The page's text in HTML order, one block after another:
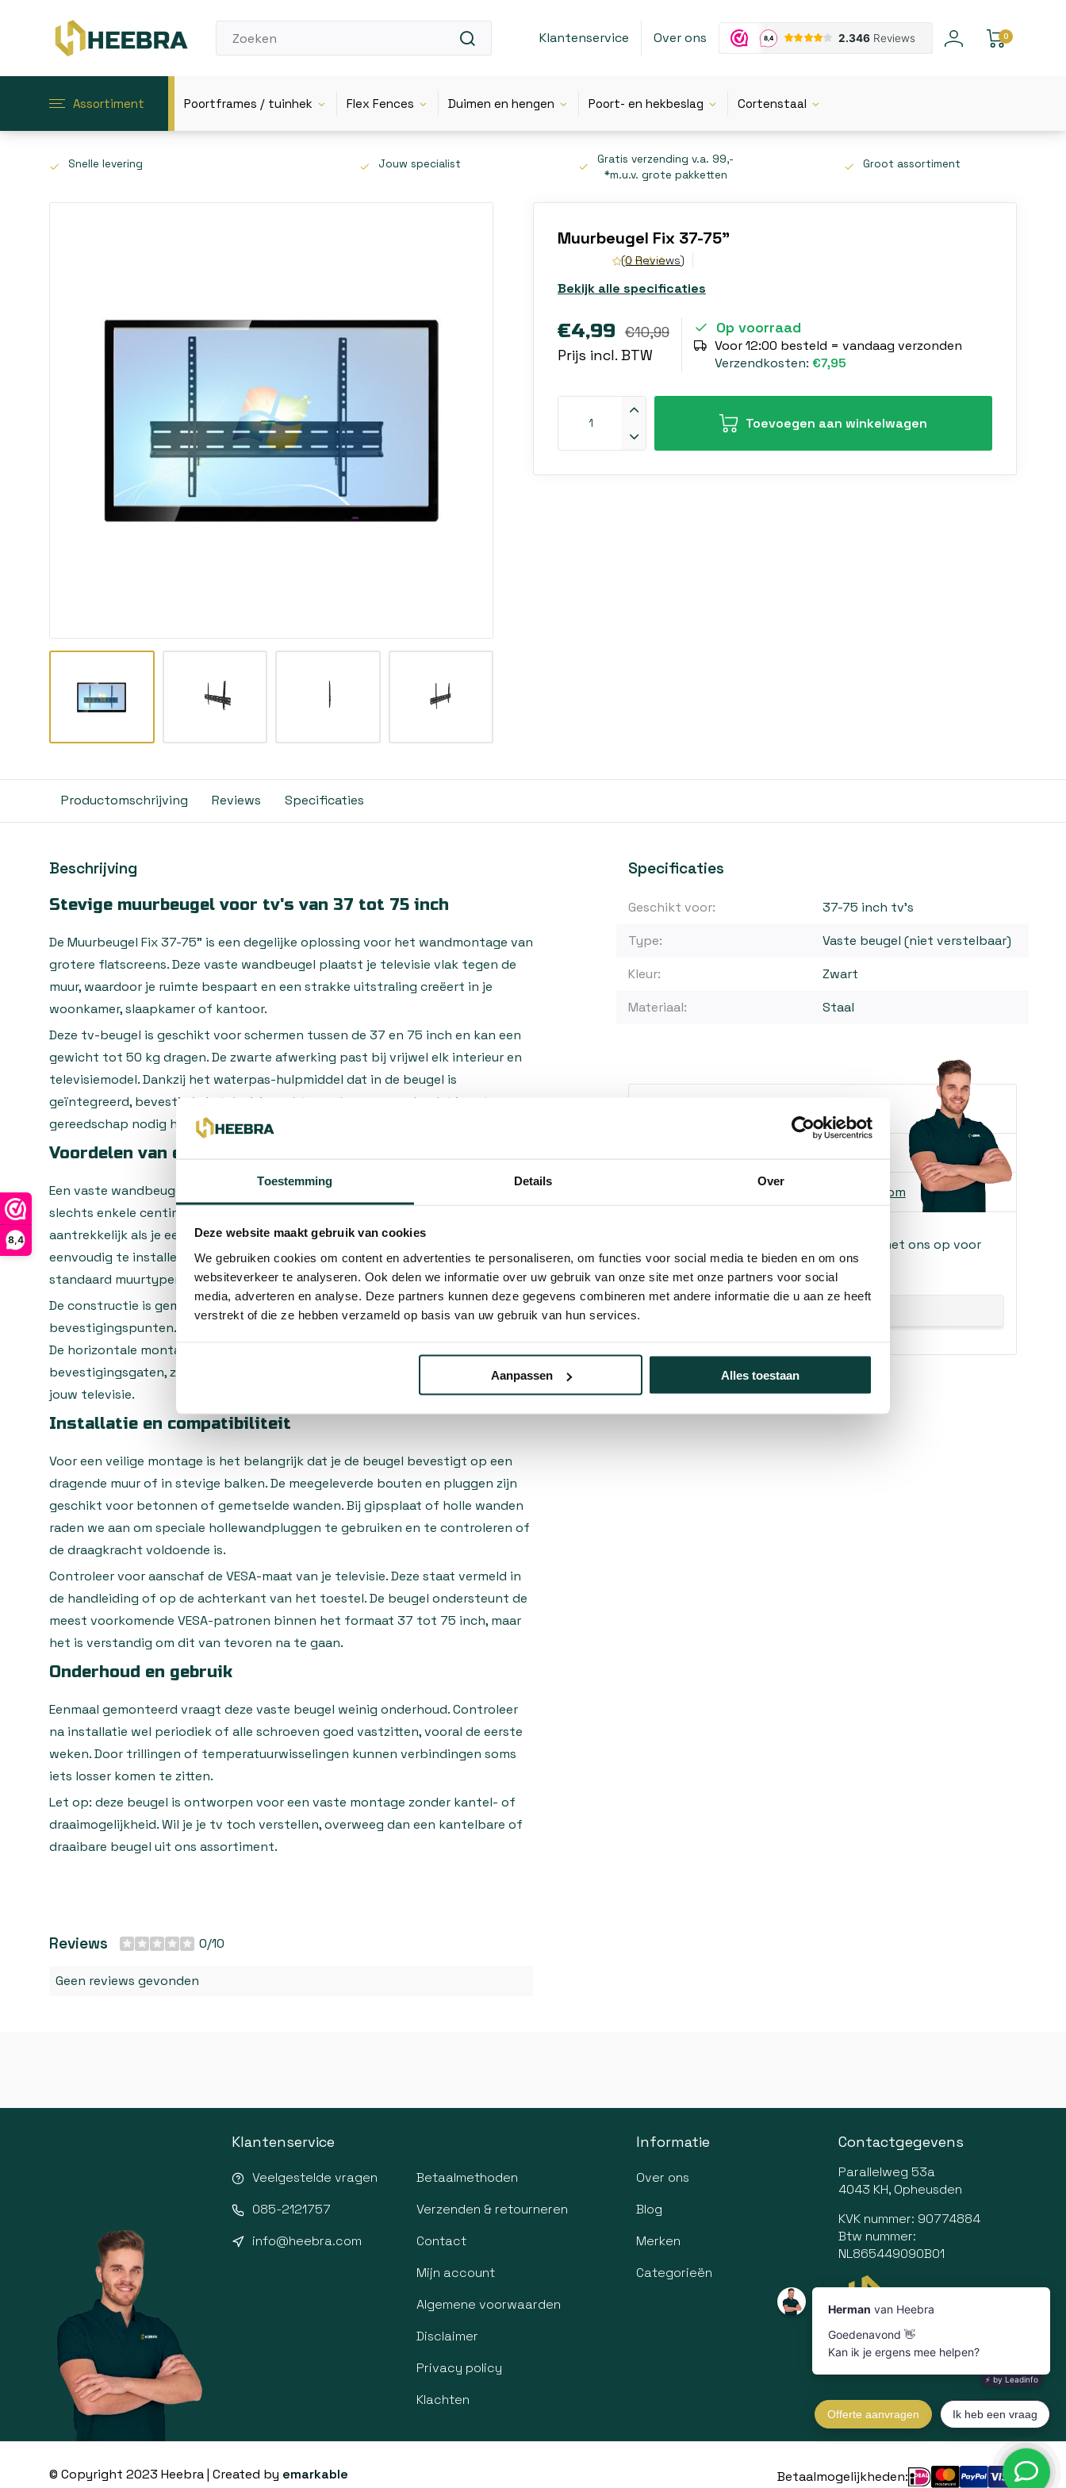
Toestemming Details Over
Deze website maakt gebruik van cookies
We gebruiken cookies om content en advertenties te personaliseren, om functies voor social media te bieden en om ons
websiteverkeer te analyseren. Ook delen we informatie over uw gebruik van onze site met onze partners voor social
media, adverteren en analyse. Deze partners kunnen deze gegevens combineren met andere informatie die u aan ze heeft
verstrekt of die ze hebben verzameld op basis van uw gebruik van hun services.
Aanpassen Alles toestaan
8,4
Klantenservice Over ons 0
Assortiment Poortframes / tuinhek Flex Fences Duimen en hengen Poort- en hekbeslag Cortenstaal
Snelle levering Jouw specialist
Gratis verzending v.a. 99,-
*m.u.v. grote pakketten
Groot assortiment
Muurbeugel Fix 37-75"
(0 Reviews)
Bekijk alle specificaties
€4,99 €10,99
Prijs incl. BTW
Op voorraad
Voor 12:00 besteld = vandaag verzonden
Verzendkosten: €7,95
Toevoegen aan winkelwagen
Productomschrijving Reviews Specificaties
Beschrijving
Stevige muurbeugel voor tv's van 37 tot 75 inch
De Muurbeugel Fix 37-75" is een degelijke oplossing voor het wandmontage van
grotere flatscreens. Deze vaste wandbeugel plaatst je televisie vlak tegen de
muur, waardoor je ruimte bespaart en een strakke uitstraling creëert in je
woonkamer, slaapkamer of kantoor.
Deze tv-beugel is geschikt voor schermen tussen de 37 en 75 inch en kan een
gewicht tot 50 kg dragen. De zwarte afwerking past bij vrijwel elk interieur en
televisiemodel. Dankzij het waterpas-hulpmiddel dat in de beugel is
geïntegreerd, bevestig je je televisie recht aan de muur zonder dat je extra
gereedschap nodig hebt.
Voordelen van een vaste muurbeugel
Een vaste wandbeugel zoals deze houdt je tv dicht bij de muur, meestal op
slechts enkele centimeters afstand. Dat maakt deze oplossing vooral
aantrekkelijk als je een minimalistische opstelling nastreeft. De beugel is
eenvoudig te installeren en bevat de benodigde montagematerialen voor
standaard muurtypen.
De constructie is gemaakt van stevig staal en voorzien van meerdere
bevestigingspunten. Hierdoor verdeel je het gewicht gelijkmatig over de muur.
De horizontale montagebalk biedt flexibiliteit bij de plaatsing van de
bevestigingsgaten, zodat je de beugel kunt aanpassen aan de VESA-maten van
jouw televisie.
Installatie en compatibiliteit
Voor een veilige montage is het belangrijk dat je de beugel bevestigt op een
dragende muur of in stevige balken. De meegeleverde bouten en pluggen zijn
geschikt voor betonnen of gemetselde wanden. Bij gipsplaat of holle wanden
raden we aan om speciale hollewandpluggen te gebruiken en te controleren of
de draagkracht voldoende is.
Controleer voor aanschaf de VESA-maat van je televisie. Deze staat vermeld in
de handleiding of op de achterkant van het toestel. De beugel ondersteunt de
meest voorkomende VESA-patronen binnen het formaat 37 tot 75 inch, maar
het is verstandig om dit van tevoren na te gaan.
Onderhoud en gebruik
Eenmaal gemonteerd vraagt deze vaste beugel weinig onderhoud. Controleer
na installatie wel periodiek of alle schroeven goed vastzitten, vooral de eerste
weken. Door trillingen of temperatuurwisselingen kunnen verbindingen soms
iets losser komen te zitten.
Let op: deze beugel is ontworpen voor een vaste montage zonder kantel- of
draaimogelijkheid. Wil je je tv toch verstellen, overweeg dan een kantelbare of
draaibare beugel uit ons assortiment.
Reviews 0/10
Geen reviews gevonden
Specificaties
Geschikt voor:
37-75 inch tv's
Type:
Vaste beugel (niet verstelbaar)
Kleur:
Zwart
Materiaal:
Staal
info@heebra.com
Hovenier of klusbedrijf? Neem contact met ons op voor
10% korting!
Klantenservice
Veelgestelde vragen
085-2121757
info@heebra.com
Betaalmethoden
Verzenden & retourneren
Contact
Mijn account
Algemene voorwaarden
Disclaimer
Privacy policy
Klachten
Informatie
Over ons
Blog
Merken
Categorieën
Contactgegevens
Parallelweg 53a
4043 KH, Opheusden
KVK nummer: 90774884
Btw nummer:
NL865449090B01
© Copyright 2023 Heebra | Created by emarkable Betaalmogelijkheden: